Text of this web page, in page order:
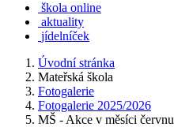
škola online
aktuality
jídelníček
Úvodní stránka
Mateřská škola
Fotogalerie
Fotogalerie 2025/2026
MŠ - Akce v měsíci červnu